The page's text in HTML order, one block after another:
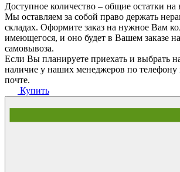
Доступное количество – общие остатки на
Мы оставляем за собой право держать
складах. Оформите заказ на нужное Вам
имеющегося, и оно будет в Вашем заказе
самовывоза.
Если Вы планируете приехать и выбрать
наличие у наших менеджеров по телефону
почте.
Купить